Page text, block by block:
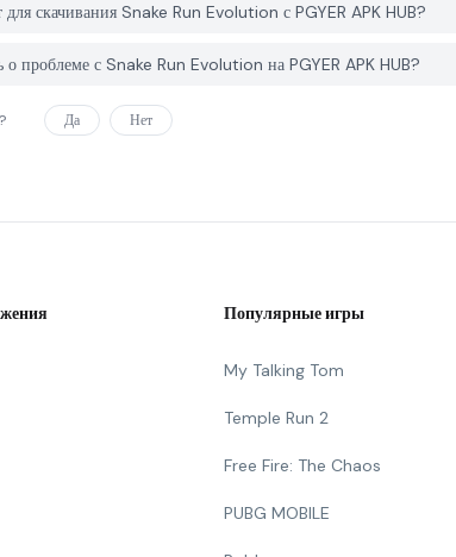
скачивания Snake Run Evolution с PGYER APK HUB?
о проблеме с Snake Run Evolution на PGYER APK HUB?
Да Нет
Популярные игры
My Talking Tom
Temple Run 2
Free Fire: The Chaos
PUBG MOBILE